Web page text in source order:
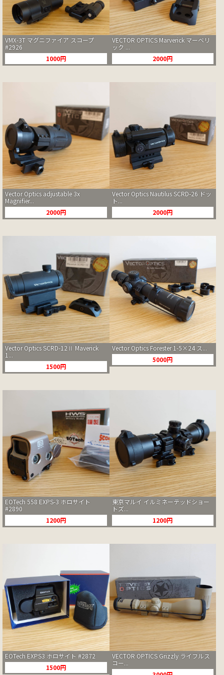
VMX-3T マグニファイア スコープ
#2926
1000円
VECTOR OPTICS Marverick マーベリ
ック ...
2000円
Vector Optics adjustable 3x
Magnifier...
2000円
Vector Optics Nautilus SCRD-26 ドッ
ト...
2000円
Vector Optics SCRD-12Ⅱ Maverick
1...
1500円
Vector Optics Forester 1-5×24 ス...
5000円
EOTech 558 EXPS-3 ホロサイト
#2890
1200円
東京マルイ イルミネーテッドショー
トズ...
1200円
EOTech EXPS3 ホロサイト #2872
1500円
VECTOR OPTICS Grizzly ライフルス
コー...